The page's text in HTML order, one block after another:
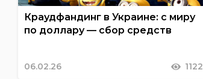
Краудфандинг в Украине: с миру
по доллару — сбор средств
06.02.26 1122